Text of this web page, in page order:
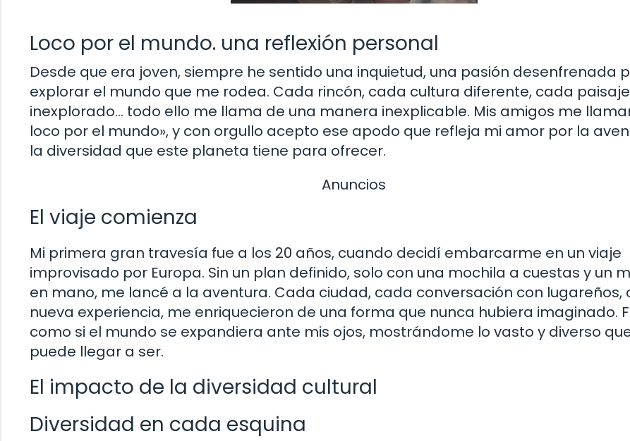
Loco por el mundo. una reflexión personal
Desde que era joven, siempre he sentido una inquietud, una pasión desenfrenada
explorar el mundo que me rodea. Cada rincón, cada cultura diferente, cada paisaje
inexplorado… todo ello me llama de una manera inexplicable. Mis amigos me
loco por el mundo», y con orgullo acepto ese apodo que refleja mi amor por la
la diversidad que este planeta tiene para ofrecer.
Anuncios
El viaje comienza
Mi primera gran travesía fue a los 20 años, cuando decidí embarcarme en un viaje
improvisado por Europa. Sin un plan definido, solo con una mochila a cuestas y un
en mano, me lancé a la aventura. Cada ciudad, cada conversación con lugareños,
nueva experiencia, me enriquecieron de una forma que nunca hubiera imaginado.
como si el mundo se expandiera ante mis ojos, mostrándome lo vasto y diverso
puede llegar a ser.
El impacto de la diversidad cultural
Diversidad en cada esquina